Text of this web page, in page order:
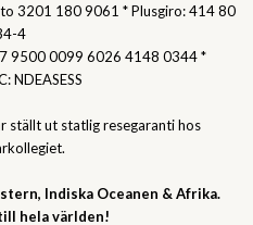
3201 180 9061 * Plusgiro: 414 80
4
9500 0099 6026 4148 0344 *
NDEASESS
ställt ut statlig resegaranti hos
Indiska Oceanen & Afrika.
hela världen!